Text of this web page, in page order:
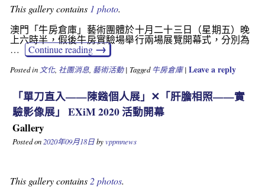
This gallery contains 1 photo.
澳門「牛房倉庫」藝術團體於十月二十三日（星期五）晚
上六時半，假後牛房實驗場舉行兩場展覽開幕式，分別為
…
Continue reading→
Posted in 文化, 社團消息, 藝術活動| Tagged 牛房倉庫| Leave a reply
「單刀直入——陳鏹個人展」✕「肝膽相照——實
驗影像展」 EXiM 2020 活動開幕
Gallery
Posted on 2020年09月18日byvppmnews
This gallery contains2 photos.